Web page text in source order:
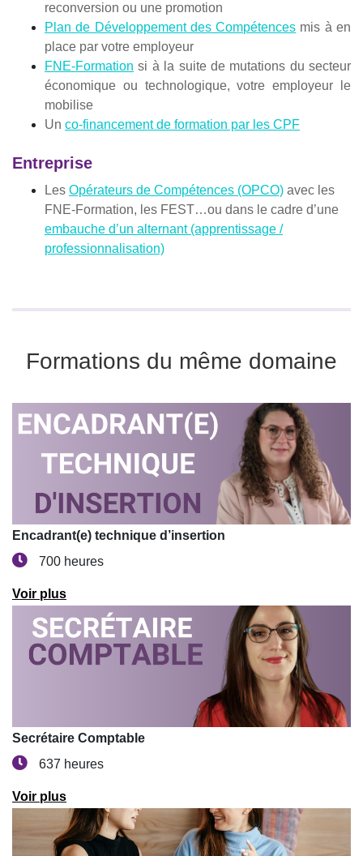
reconversion ou une promotion
Plan de Développement des Compétences mis à en
place par votre employeur
FNE-Formation si à la suite de mutations du secteur
économique ou technologique, votre employeur le
mobilise
Un co-financement de formation par les CPF
Entreprise
Les Opérateurs de Compétences (OPCO) avec les
FNE-Formation, les FEST…ou dans le cadre d’une
embauche d’un alternant (apprentissage /
professionnalisation)
Formations du même domaine
Encadrant(e) technique d’insertion
700 heures
Voir plus
Secrétaire Comptable
637 heures
Voir plus